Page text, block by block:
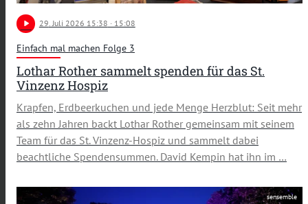
play_arrow 29. Juli 2026 15:38 · 15:08
Einfach mal machen Folge 3
Lothar Rother sammelt spenden für das St.
Vinzenz Hospiz
Krapfen, Erdbeerkuchen und jede Menge Herzblut: Seit mehr
als zehn Jahren backt Lothar Rother gemeinsam mit seinem
Team für das St. Vinzenz-Hospiz und sammelt dabei
beachtliche Spendensummen. David Kempin hat ihn im …
sensemble